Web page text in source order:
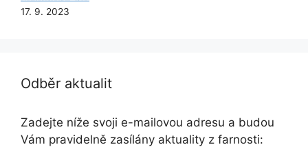
17. 9. 2023
Odběr aktualit
Zadejte níže svoji e-mailovou adresu a budou
Vám pravidelně zasílány aktuality z farnosti: